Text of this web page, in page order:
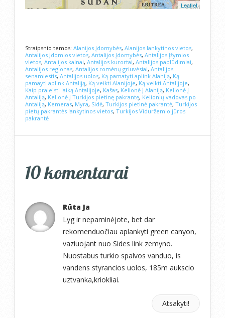
Leaflet
Straipsnio temos: Alanijos įdomybės, Alanijos lankytinos vietos,
Antalijos įdomios vietos, Antalijos įdomybės, Antalijos įžymios
vietos, Antalijos kalnai, Antalijos kurortai, Antalijos paplūdimiai,
Antalijos regionas, Antalijos romėnų griuvėsiai, Antalijos
senamiestis, Antalijos uolos, Ką pamatyti aplink Alaniją, Ką
pamayti aplink Antaliją, Ką veikti Alanijoje, Ką veikti Antalijoje,
Kaip praleisti laiką Antalijoje, Kašas, Kelionė į Alaniją, Kelionė į
Antaliją, Kelionė į Turkijos pietinę pakrantę, Kelionių vadovas po
Antaliją, Kemeras, Myra, Sidė, Turkijos pietinė pakrantė, Turkijos
pietų pakrantės lankytinos vietos, Turkijos Viduržemio jūros
pakrantė
10 komentarai
Rūta Ja
Lyg ir nepaminėjote, bet dar
rekomenduočiau aplankyti green canyon,
vaziuojant nuo Sides link zemyno.
Nuostabus turkio spalvos vanduo, is
vandens styrancios uolos, 185m aukscio
uztvanka,kriokliai.
Atsakyti!